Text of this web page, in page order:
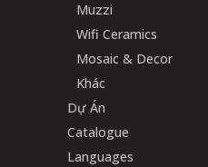
Muzzi
Wifi Ceramics
Mosaic & Decor
Khác
Dự Án
Catalogue
Languages